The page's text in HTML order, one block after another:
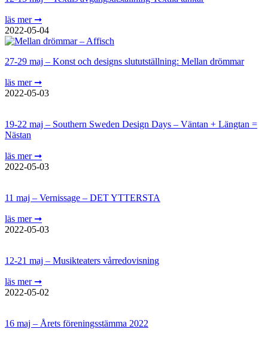
läs mer ➞
2022-05-04
27-29 maj – Konst och designs slututställning: Mellan drömmar
läs mer ➞
2022-05-03
19-22 maj – Southern Sweden Design Days – Väntan + Längtan =
Nästan
läs mer ➞
2022-05-03
11 maj – Vernissage – DET YTTERSTA
läs mer ➞
2022-05-03
12-21 maj – Musikteaters vårredovisning
läs mer ➞
2022-05-02
16 maj – Årets föreningsstämma 2022